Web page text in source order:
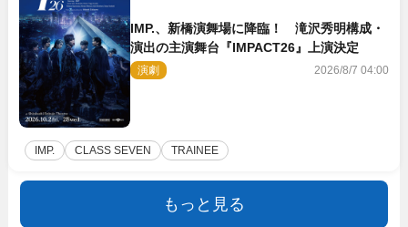
IMP.、新橋演舞場に降臨！ 滝沢秀明構成・
演出の主演舞台『IMPACT26』上演決定
演劇 2026/8/7 04:00
IMP. CLASS SEVEN TRAINEE
もっと見る